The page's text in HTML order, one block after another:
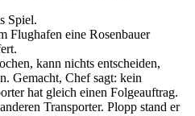
Spiel.
Flughafen eine Rosenbauer
kann nichts entscheiden,
Gemacht, Chef sagt: kein
hat gleich einen Folgeauftrag.
Transporter. Plopp stand er